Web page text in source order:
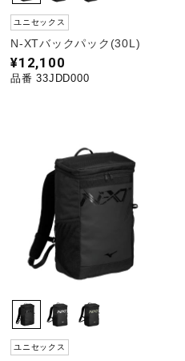
ユニセックス
N-XTバックパック(30L)
¥12,100
品番 33JDD000
ユニセックス